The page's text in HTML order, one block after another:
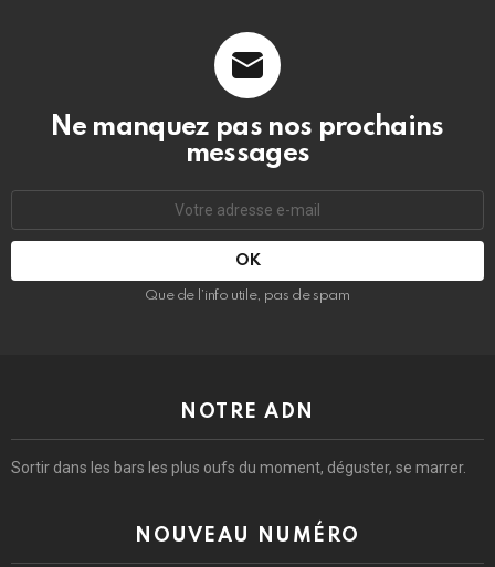
Ne manquez pas nos prochains
messages
mail
Que de l’info utile, pas de spam
NOTRE ADN
Sortir dans les bars les plus oufs du moment, déguster, se marrer.
NOUVEAU NUMÉRO